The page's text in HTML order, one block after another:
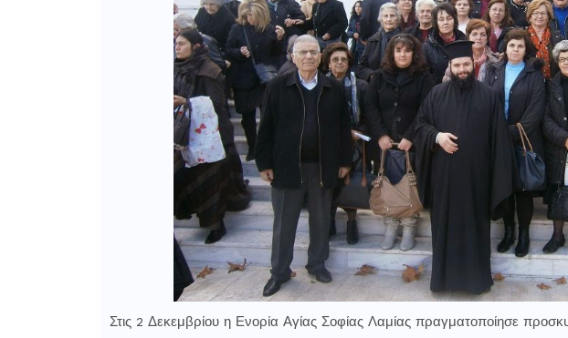
Στις 2 Δεκεμβρίου η Ενορία Αγίας Σοφίας Λαμίας πραγματοποίησε